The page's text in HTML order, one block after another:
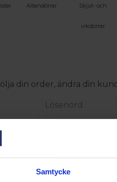
Samtycke
Altandörrar Skjut- och
vikdörrar
din order, ändra din
Lösenord
Skapa konto